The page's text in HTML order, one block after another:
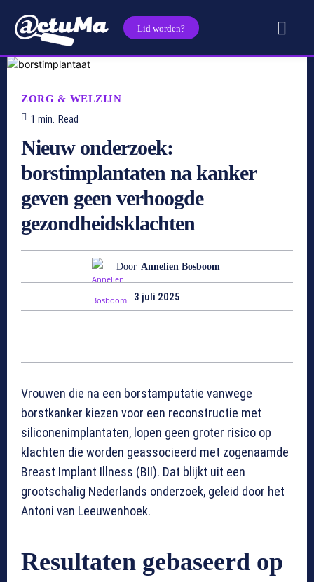
Lid worden?
ZORG & WELZIJN
1 min. Read
Nieuw onderzoek:
borstimplantaten na kanker
geven geen verhoogde
gezondheidsklachten
Door Annelien Bosboom
3 juli 2025
Vrouwen die na een borstamputatie vanwege
borstkanker kiezen voor een reconstructie met
siliconenimplantaten, lopen geen groter risico op
klachten die worden geassocieerd met zogenaamde
Breast Implant Illness (BII). Dat blijkt uit een
grootschalig Nederlands onderzoek, geleid door het
Antoni van Leeuwenhoek.
Resultaten gebaseerd op